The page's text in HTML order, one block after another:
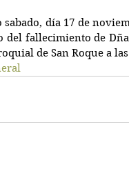
día 17 de
del fallecimiento de
de San Roque a